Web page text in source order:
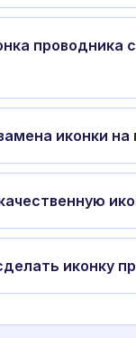
проводника
иконки
иконку